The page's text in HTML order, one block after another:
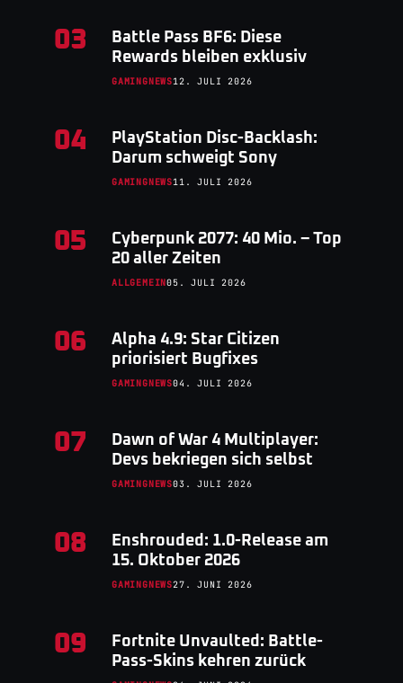
03
Battle Pass BF6: Diese
Rewards bleiben exklusiv
GAMINGNEWS12. JULI 2026
04
PlayStation Disc-Backlash:
Darum schweigt Sony
GAMINGNEWS11. JULI 2026
05
Cyberpunk 2077: 40 Mio. – Top
20 aller Zeiten
ALLGEMEIN05. JULI 2026
06
Alpha 4.9: Star Citizen
priorisiert Bugfixes
GAMINGNEWS04. JULI 2026
07
Dawn of War 4 Multiplayer:
Devs bekriegen sich selbst
GAMINGNEWS03. JULI 2026
08
Enshrouded: 1.0-Release am
15. Oktober 2026
GAMINGNEWS27. JUNI 2026
09
Fortnite Unvaulted: Battle-
Pass-Skins kehren zurück